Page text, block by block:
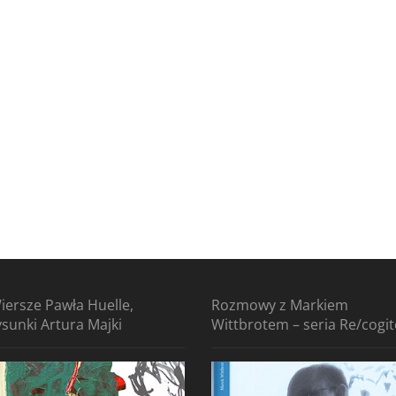
Pawła Huelle,
Artura Majki
Rozmowy z Markiem
Wittbrotem – seria Re/